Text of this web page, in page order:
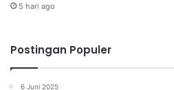
5 hari ago
Postingan Populer
6 Juni 2025